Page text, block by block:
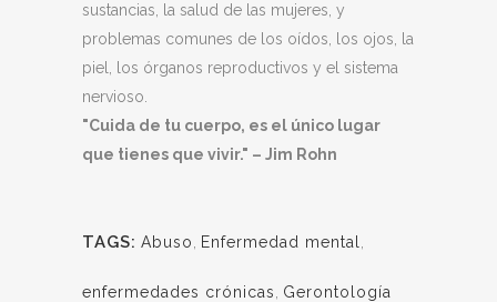
sustancias, la salud de las mujeres, y
problemas comunes de los oídos, los ojos, la
piel, los órganos reproductivos y el sistema
nervioso.
"Cuida de tu cuerpo, es el único lugar
que tienes que vivir." – Jim Rohn
TAGS: Abuso Enfermedad mental
enfermedades crónicas Gerontología